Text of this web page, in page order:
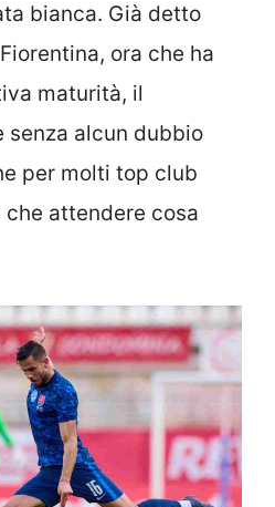
bianca. Già detto
ora che ha
maturità, il
senza alcun dubbio
per molti top club
attendere cosa